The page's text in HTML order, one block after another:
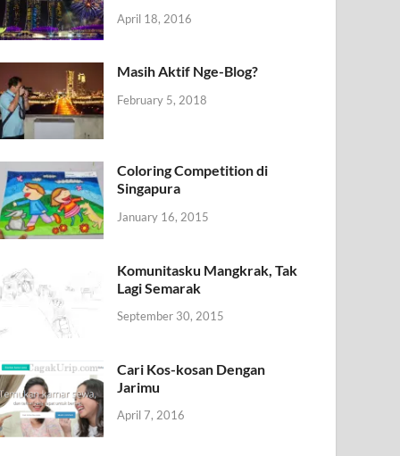
April 18, 2016
Masih Aktif Nge-Blog?
February 5, 2018
Coloring Competition di
Singapura
January 16, 2015
Komunitasku Mangkrak, Tak
Lagi Semarak
September 30, 2015
Cari Kos-kosan Dengan
Jarimu
April 7, 2016